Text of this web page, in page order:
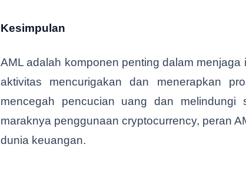
Kesimpulan
AML adalah komponen penting dalam
aktivitas mencurigakan dan menerapkan
mencegah pencucian uang dan melindungi
maraknya penggunaan cryptocurrency, peran
dunia keuangan.